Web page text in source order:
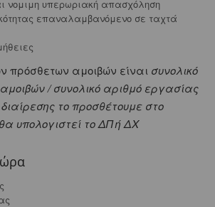
νομιμη υπερωριακή απασχόληση
επαναλαμβανόμενο σε ταχτά
πρόσθετων αμοιβών είναι συνολικό
/ συνολικό αριθμό εργασίας
διαίρεσης το προσθέτουμε στο
υπολογιστεί το ΔΠ ή ΔΧ